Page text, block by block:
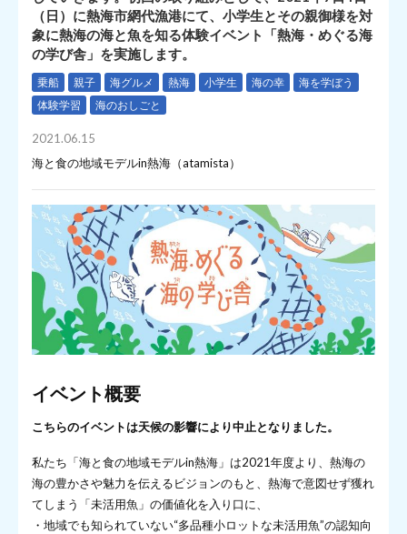
（日）に熱海市網代漁港にて、小学生とその親御様を対
象に熱海の海と魚を知る体験イベント「熱海・めぐる海
の学び舎」を実施します。
乗船 親子 海グルメ 熱海 小学生 海の幸
海を学ぼう
体験学習
海のおしごと
2021.06.15
海と食の地域モデルin熱海（atamista）
イベント概要
こちらのイベントは天候の影響により中止となりました。
私たち「海と食の地域モデルin熱海」は2021年度より、熱海の
海の豊かさや魅力を伝えるビジョンのもと、熱海で意図せず獲れ
てしまう「未活用魚」の価値化を入り口に、
・地域でも知られていない“多品種小ロットな未活用魚”の認知向